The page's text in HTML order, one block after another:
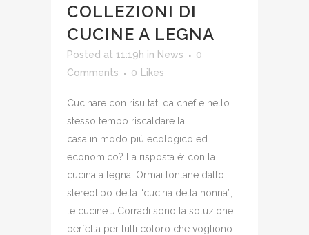
COLLEZIONI DI
CUCINE A LEGNA
Posted at 11:19h in News
0
Comments
0 Likes
Cucinare con risultati da chef e nello
stesso tempo riscaldare la
casa in modo più ecologico ed
economico? La risposta è: con la
cucina a legna. Ormai lontane dallo
stereotipo della “cucina della nonna”,
le cucine J.Corradi sono la soluzione
perfetta per tutti coloro che vogliono